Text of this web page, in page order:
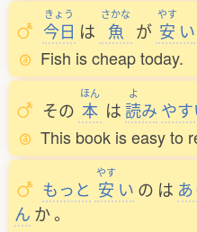
きょう
今日 は
さかな
魚 が
やす
安 い
Fish is cheap today.
その
ほん
本 は
よ
読み や
This book is easy to
もっと
やす
安 い の は
ん か。